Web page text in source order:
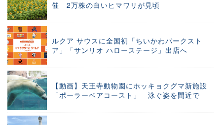
催 2万株の白いヒマワリが見頃
ルクア サウスに全国初「ちいかわパークスト
ア」「サンリオ ハローステージ」出店へ
【動画】天王寺動物園にホッキョクグマ新施設
「ポーラーベアコースト」 泳ぐ姿を間近で